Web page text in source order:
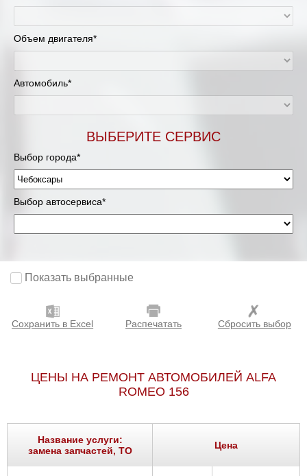
Объем двигателя*
Автомобиль*
ВЫБЕРИТЕ СЕРВИС
Выбор города*
Выбор автосервиса*
Показать выбранные
Сохранить в Excel Распечатать Сбросить выбор
ЦЕНЫ НА РЕМОНТ АВТОМОБИЛЕЙ ALFA
ROMEO 156
Название услуги:
замена запчастей, ТО
Цена